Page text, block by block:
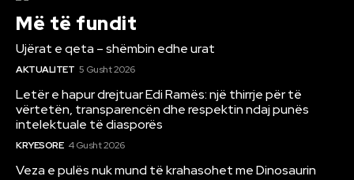
Më të fundit
Ujërat e qeta – shëmbin edhe urat
AKTUALITET 5 Gusht 2026
Letër e hapur drejtuar Edi Ramës: një thirrje për të
vërtetën, transparencën dhe respektin ndaj punës
intelektuale të diasporës
KRYESORE 4 Gusht 2026
Veza e pulës nuk mund të krahasohet me Dinosaurin